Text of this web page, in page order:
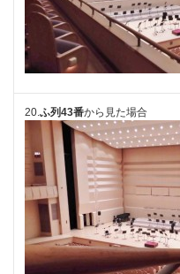
20.ふ列43番から見た場合